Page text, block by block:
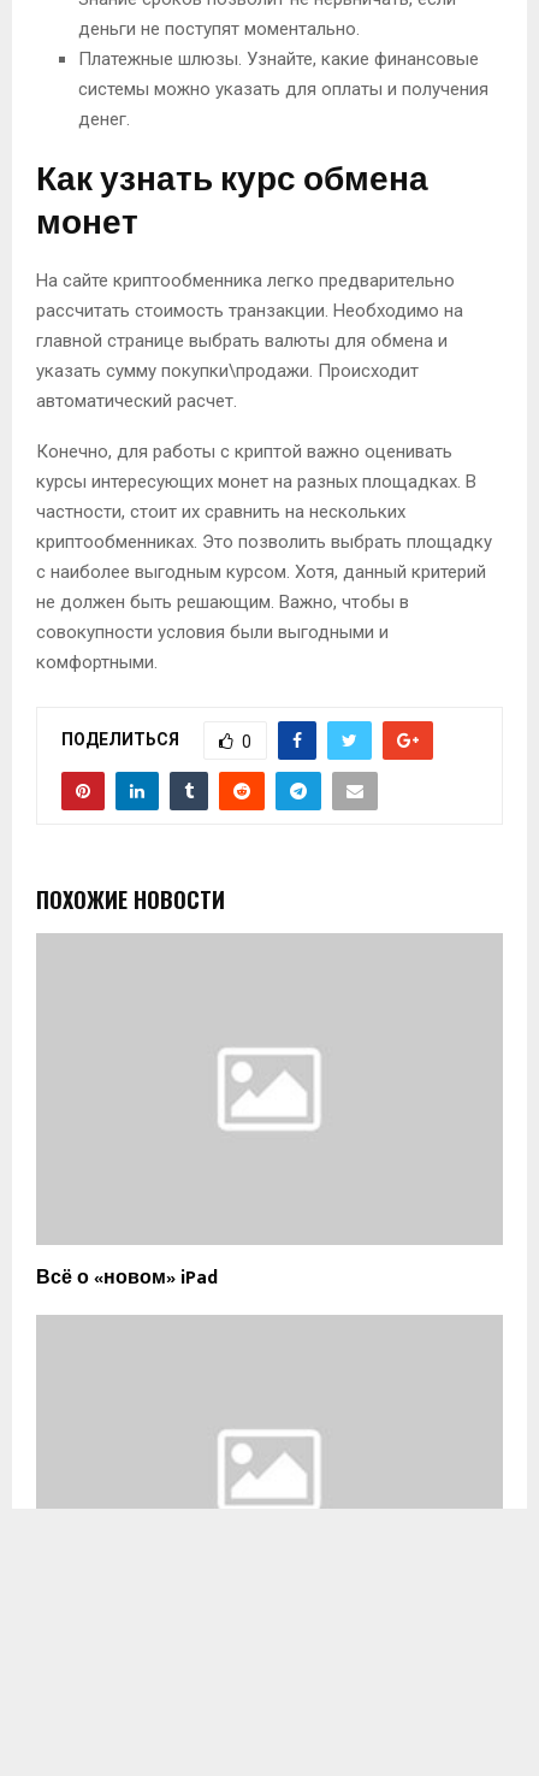
деньги не поступят моментально.
Платежные шлюзы. Узнайте, какие финансовые
системы можно указать для оплаты и получения
денег.
Как узнать курс обмена
монет
На сайте криптообменника легко предварительно
рассчитать стоимость транзакции. Необходимо на
главной странице выбрать валюты для обмена и
указать сумму покупки\продажи. Происходит
автоматический расчет.
Конечно, для работы с криптой важно оценивать
курсы интересующих монет на разных площадках. В
частности, стоит их сравнить на нескольких
криптообменниках. Это позволить выбрать площадку
с наиболее выгодным курсом. Хотя, данный критерий
не должен быть решающим. Важно, чтобы в
совокупности условия были выгодными и
комфортными.
ПОДЕЛИТЬСЯ 0
ПОХОЖИЕ НОВОСТИ
Всё о «новом» iPad